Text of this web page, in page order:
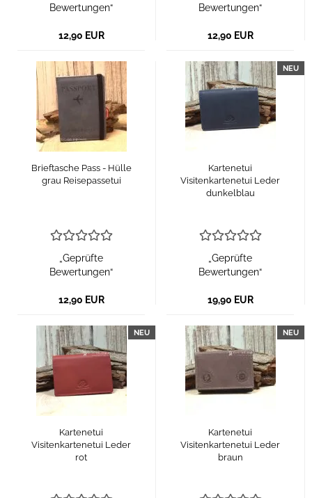
Bewertungen“
12,90 EUR
Bewertungen“
12,90 EUR
Brieftasche Pass - Hülle
grau Reisepassetui
„Geprüfte
Bewertungen“
12,90 EUR
NEU
Kartenetui
Visitenkartenetui Leder
dunkelblau
„Geprüfte
Bewertungen“
19,90 EUR
NEU
Kartenetui
Visitenkartenetui Leder
rot
NEU
Kartenetui
Visitenkartenetui Leder
braun